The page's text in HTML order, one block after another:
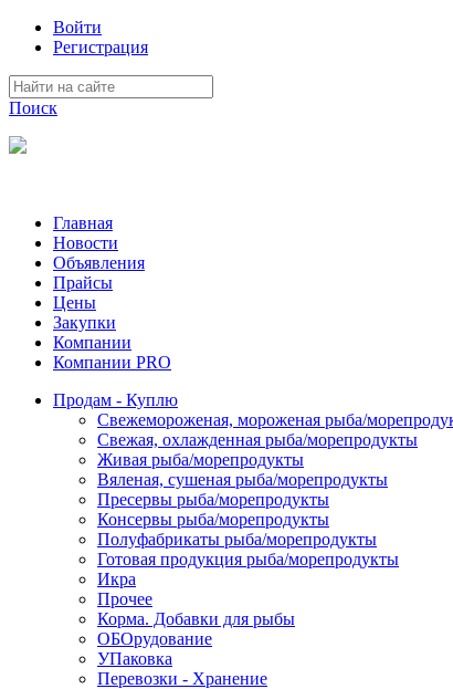
Войти
Регистрация
Поиск
Главная
Новости
Объявления
Прайсы
Цены
Закупки
Компании
Компании PRO
Продам - Куплю
Свежемороженая, мороженая рыба/
Свежая, охлажденная рыба/морепродукты
Живая рыба/морепродукты
Вяленая, сушеная рыба/морепродукты
Пресервы рыба/морепродукты
Консервы рыба/морепродукты
Полуфабрикаты рыба/морепродукты
Готовая продукция рыба/морепродукты
Икра
Прочее
Корма. Добавки для рыбы
ОБОрудование
УПаковка
Перевозки - Хранение